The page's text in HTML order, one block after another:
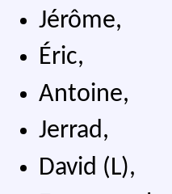
Jérôme,
Éric,
Antoine,
Jerrad,
David (L),